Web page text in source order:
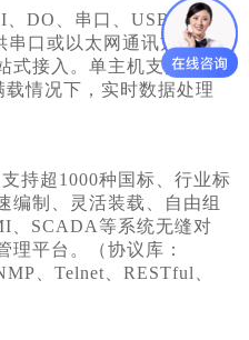
DO、串口、USB、
口或以太网通讯方式，
式接入。单主机支持
情况下，实时数据处理
持超1000种国标、行业标
编制、灵活装载、自由组
、SCADA等系统无缝对
理平台。（协议库：
、Telnet、RESTful、